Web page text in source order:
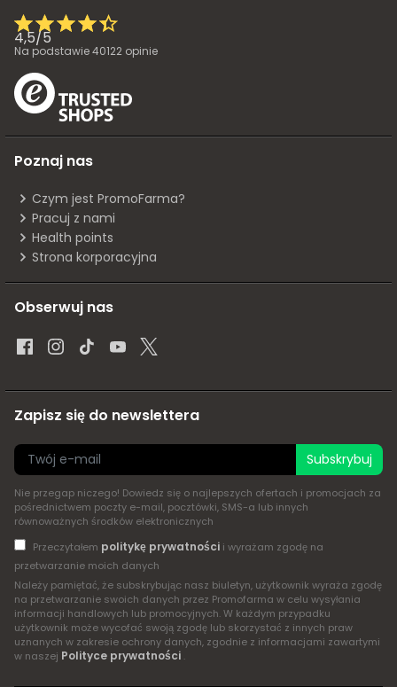
4,5/5
Na podstawie40122 opinie
Poznaj nas
Czym jest PromoFarma?
Pracuj z nami
Health points
Strona korporacyjna
Obserwuj nas
Zapisz się do newslettera
Subskrybuj
Nie przegap niczego! Dowiedz się o najlepszych ofertach i promocjach za
pośrednictwem poczty e-mail, pocztówki, SMS-a lub innych
równoważnych środków elektronicznych
Przeczytałem politykę prywatnościi wyrażam zgodę na
przetwarzanie moich danych
Należy pamiętać, że subskrybując nasz biuletyn, użytkownik wyraża zgodę
na przetwarzanie swoich danych przez Promofarma w celu wysyłania
informacji handlowych lub promocyjnych. W każdym przypadku
użytkownik może wycofać swoją zgodę lub skorzystać z innych praw
uznanych w zakresie ochrony danych, zgodnie z informacjami zawartymi
w naszej Polityce prywatności .